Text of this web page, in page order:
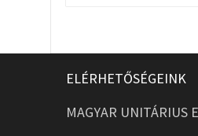
ELÉRHETŐSÉGEINK
MAGYAR UNITÁRIUS